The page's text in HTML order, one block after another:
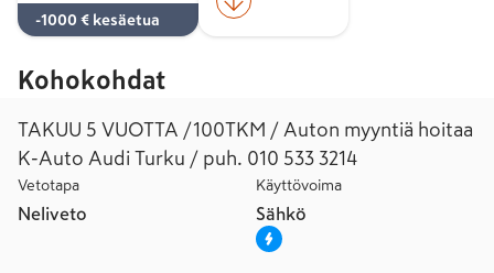
-1000 € kesäetua
Kohokohdat
TAKUU 5 VUOTTA /100TKM / Auton myyntiä hoitaa
K-Auto Audi Turku / puh. 010 533 3214
Vetotapa
Neliveto
Käyttövoima
Sähkö